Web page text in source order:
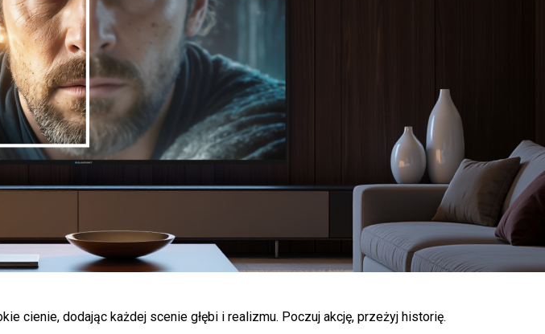
cienie, dodając każdej scenie głębi i realizmu. Poczuj akcję, przeżyj historię.